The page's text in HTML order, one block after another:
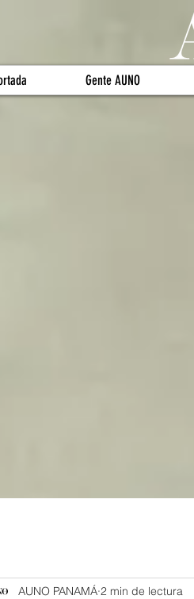
Gente AUNO
AUNO PANAMÁ 2 min de lectura